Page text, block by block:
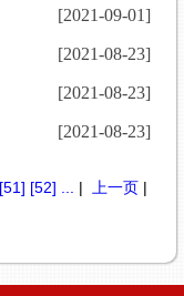
党员落到实处
[2021-09-01]
防线”[2021-08-23]
到实处[2021-08-23]
会治理见实效
[2021-08-23]
[51] [52] | 上一页|